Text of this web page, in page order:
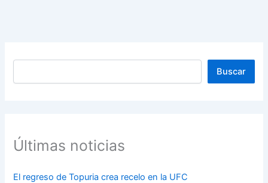
Buscar
Buscar
Últimas noticias
El regreso de Topuria crea recelo en la UFC